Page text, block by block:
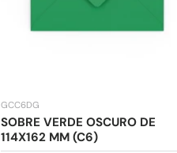
GCC6DG
SOBRE VERDE OSCURO DE
114X162 MM (C6)